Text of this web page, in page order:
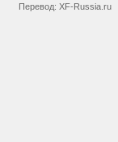
Перевод:XF-Russia.ru